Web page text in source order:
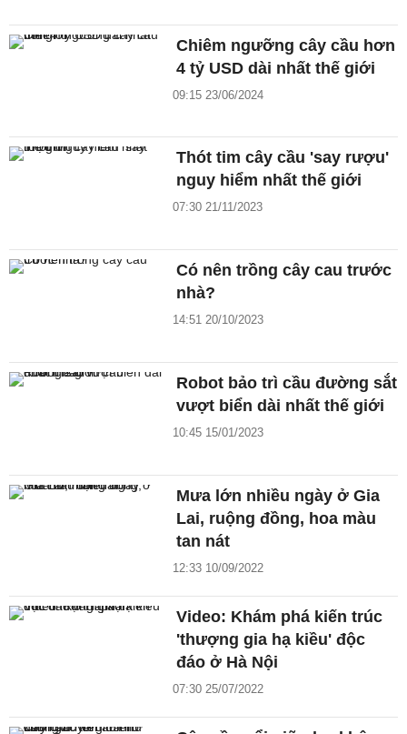
Chiêm ngưỡng cây cầu hơn
4 tỷ USD dài nhất thế giới
09:15 23/06/2024
Thót tim cây cầu 'say rượu'
nguy hiểm nhất thế giới
07:30 21/11/2023
Có nên trồng cây cau trước
nhà?
14:51 20/10/2023
Robot bảo trì cầu đường sắt
vượt biển dài nhất thế giới
10:45 15/01/2023
Mưa lớn nhiều ngày ở Gia
Lai, ruộng đồng, hoa màu
tan nát
12:33 10/09/2022
Video: Khám phá kiến trúc
'thượng gia hạ kiều' độc
đáo ở Hà Nội
07:30 25/07/2022